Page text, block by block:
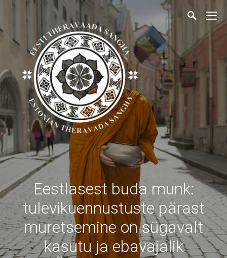
Eestlasest buda munk:
tulevikuennustuste pärast
muretsemine on sügavalt
kasutu ja ebavajalik